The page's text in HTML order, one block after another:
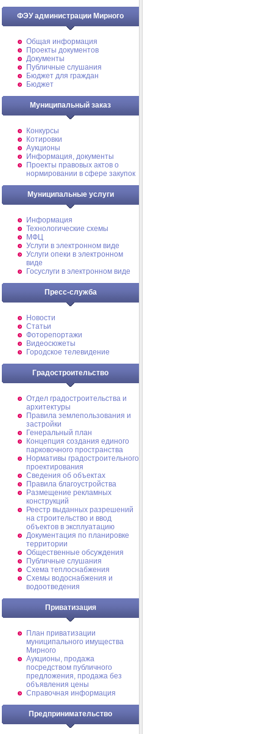
ФЭУ администрации Мирного
Общая информация
Проекты документов
Документы
Публичные слушания
Бюджет для граждан
Бюджет
Муниципальный заказ
Конкурсы
Котировки
Аукционы
Информация, документы
Проекты правовых актов о
нормировании в сфере закупок
Муниципальные услуги
Информация
Технологические схемы
МФЦ
Услуги в электронном виде
Услуги опеки в электронном
виде
Госуслуги в электронном виде
Пресс-служба
Новости
Статьи
Фоторепортажи
Видеосюжеты
Городское телевидение
Градостроительство
Отдел градостроительства и
архитектуры
Правила землепользования и
застройки
Генеральный план
Концепция создания единого
парковочного пространства
Нормативы градостроительного
проектирования
Сведения об объектах
Правила благоустройства
Размещение рекламных
конструкций
Реестр выданных разрешений
на строительство и ввод
объектов в эксплуатацию
Документация по планировке
территории
Общественные обсуждения
Публичные слушания
Схема теплоснабжения
Схемы водоснабжения и
водоотведения
Приватизация
План приватизации
муниципального имущества
Мирного
Аукционы, продажа
посредством публичного
предложения, продажа без
объявления цены
Справочная информация
Предпринимательство